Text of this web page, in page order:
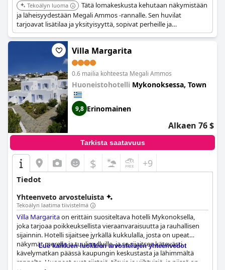
Tekoälyn luoma
Tätä lomakeskusta kehutaan näkymistään
ja läheisyydestään Megali Ammos -rannalle. Sen huvilat
tarjoavat lisätilaa ja yksityisyyttä, sopivat perheille ja
pariskunnille.
Villa Margarita
0.6 mailia kohteesta Megali Ammos
Huoneistohotelli Mykonoksessa, Town
9,8 Erinomainen
Alkaen 76 $
Tarkista saatavuus
$ +9
Tiedot
Yhteenveto arvosteluista
Tekoälyn laatima tiivistelmä
Villa Margaritaon erittäin suositeltava hotelli Mykonoksella,
joka tarjoaa poikkeuksellista vieraanvaraisuutta ja rauhallisen
sijainnin. Hotelli sijaitsee jyrkällä kukkulalla, josta on upeat
näkymät merelle ja tuulimyllyille, ja se sijaitsee kätevästi
kävelymatkan päässä kaupungin keskustasta ja lähimmältä
rannalta. Huoneet ovat siistejä, tilavia ja viihtyisiä, ja niissä on
Lue kaikkien luokkien arvostelujen yhteenvedot